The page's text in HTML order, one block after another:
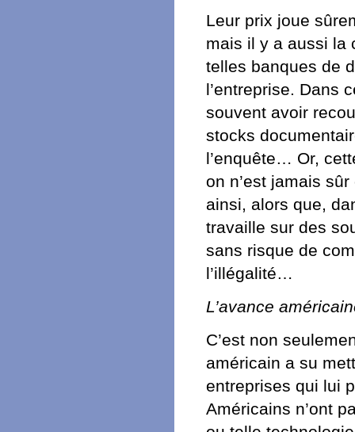
Leur prix joue
mais il y a aussi la
telles banques de
l’entreprise. Dans
souvent avoir
stocks
l’enquête… Or,
on n’est jamais
ainsi, alors que,
travaille sur des
sans risque de
l’illégalité…
L’avance
C’est non
américain a su
entreprises qui lui
Américains n’ont